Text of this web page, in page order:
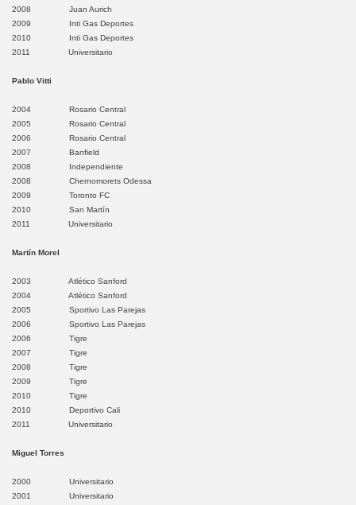
2008 Juan Aurich
2009 Inti Gas Deportes
2010 Inti Gas Deportes
2011 Universitario
Pablo Vitti
2004 Rosario Central
2005 Rosario Central
2006 Rosario Central
2007 Banfield
2008 Independiente
2008 Chernomorets Odessa
2009 Toronto FC
2010 San Martín
2011 Universitario
Martín Morel
2003 Atlético Sanford
2004 Atlético Sanford
2005 Sportivo Las Parejas
2006 Sportivo Las Parejas
2006 Tigre
2007 Tigre
2008 Tigre
2009 Tigre
2010 Tigre
2010 Deportivo Cali
2011 Universitario
Miguel Torres
2000 Universitario
2001 Universitario
Prado
Mayo